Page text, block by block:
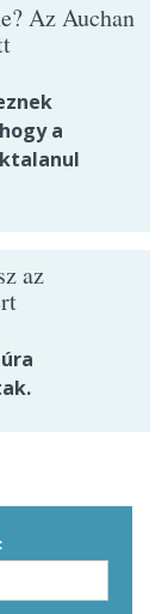
Az Auchan
a
az